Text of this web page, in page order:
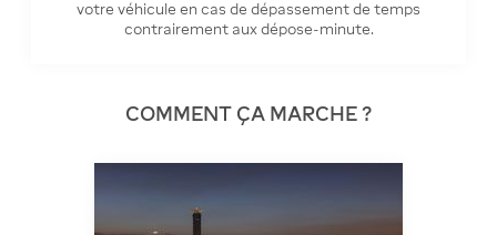
votre véhicule en cas de dépassement de temps
contrairement aux dépose-minute.
COMMENT ÇA MARCHE ?